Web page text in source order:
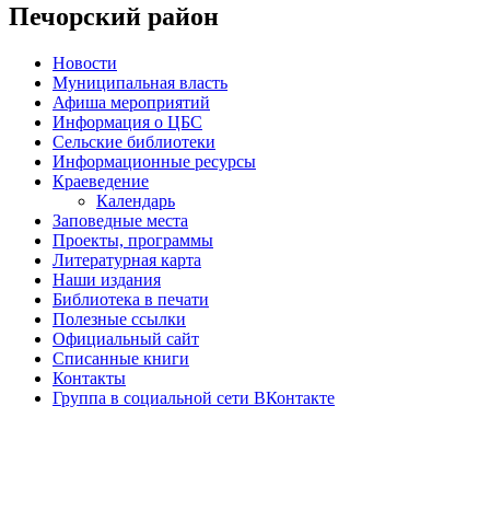
Печорский район
Новости
Муниципальная власть
Афиша мероприятий
Информация о ЦБС
Сельские библиотеки
Информационные ресурсы
Краеведение
Календарь
Заповедные места
Проекты, программы
Литературная карта
Наши издания
Библиотека в печати
Полезные ссылки
Официальный сайт
Списанные книги
Контакты
Группа в социальной сети ВКонтакте